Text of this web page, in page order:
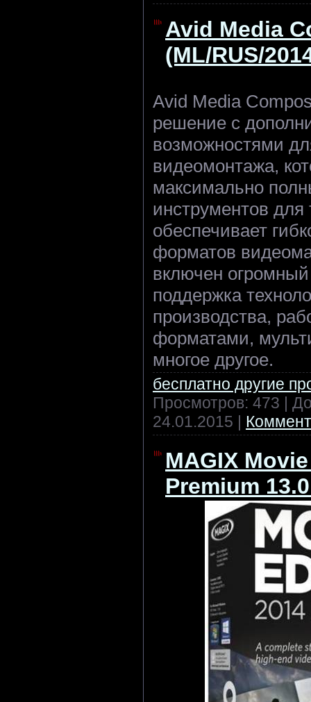
Avid Media
(ML/RUS/
Avid Media
решение с
возможностями
видеомонтажа,
максимально
инструментов для
обеспечивает
форматов
включен
поддержка
производства,
форматами,
многое другое.
бесплатно другие
Просмотров: 473 |
24.01.2015 |
MAGIX
Premium